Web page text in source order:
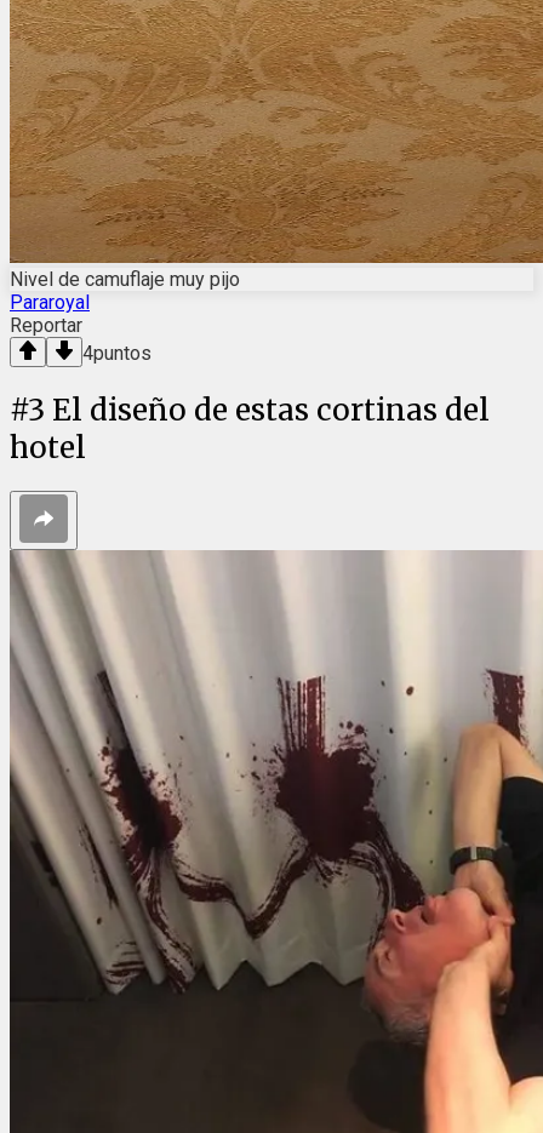
Nivel de camuflaje muy pijo
Pararoyal
Reportar
4puntos
#3 El diseño de estas cortinas del
hotel